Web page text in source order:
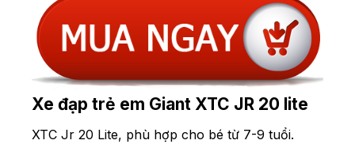
Xe đạp trẻ em Giant XTC JR 20 lite
XTC Jr 20 Lite, phù hợp cho bé từ 7-9 tuổi.